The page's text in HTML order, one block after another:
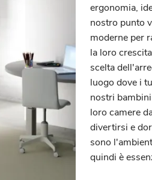
ergonomia,
nostro punto
moderne per
la loro
scelta
luogo dove i
nostri
loro camere
divertirsi e
sono
quindi è